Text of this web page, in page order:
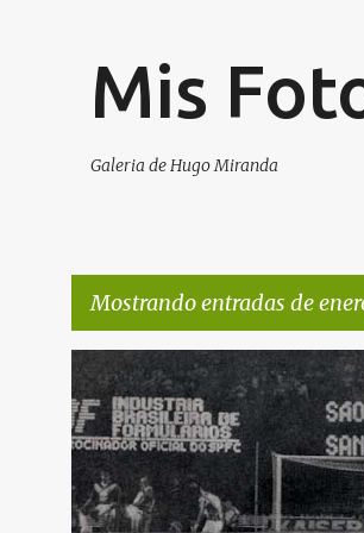
Mis
Galeria de Hugo Miranda
Mostrando entradas de
E
n
t
r
a
SAN JOSE